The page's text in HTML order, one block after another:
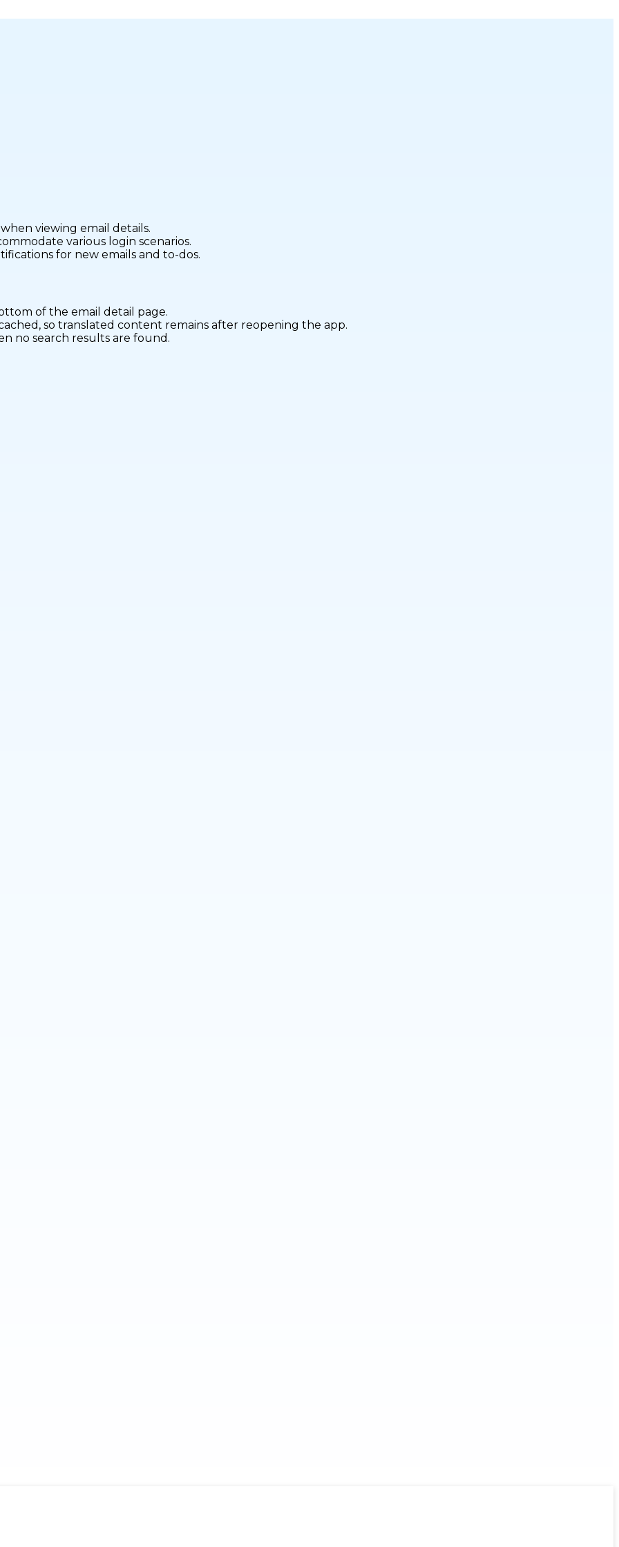
viewing email details.
various login scenarios.
for new emails and to-dos.
of the email detail page.
so translated content remains after reopening the app.
no search results are found.